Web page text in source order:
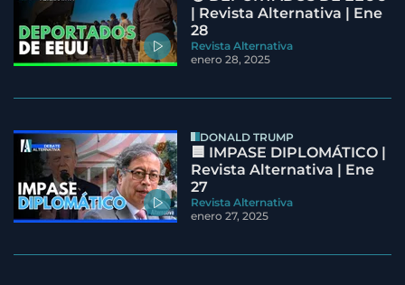
| Revista Alternativa | Ene
28
Revista Alternativa
enero 28, 2025
DONALD TRUMP
🟦 IMPASE DIPLOMÁTICO |
Revista Alternativa | Ene
27
Revista Alternativa
enero 27, 2025